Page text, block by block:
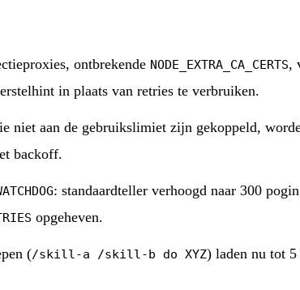
ontbrekende NODE_EXTRA_CA_CERTS,
in plaats van retries te verbruiken.
niet aan de gebruikslimiet zijn gekoppeld,
backoff.
: standaardteller verhoogd naar 300
opgeheven.
(/skill-a /skill-b do XYZ) laden nu tot 5